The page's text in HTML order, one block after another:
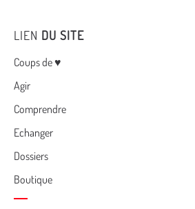
LIEN DU SITE
Menu
Coups de ♥
Agir
Comprendre
Echanger
Dossiers
Boutique